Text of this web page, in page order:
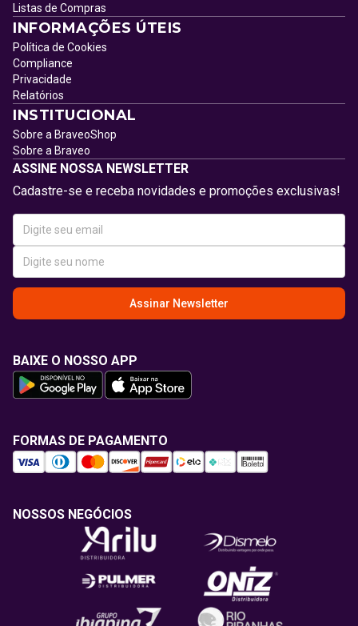
Listas de Compras
INFORMAÇÕES ÚTEIS
Política de Cookies
Compliance
Privacidade
Relatórios
INSTITUCIONAL
Sobre a BraveoShop
Sobre a Braveo
ASSINE NOSSA NEWSLETTER
Cadastre-se e receba novidades e promoções exclusivas!
Assinar Newsletter
BAIXE O NOSSO APP
FORMAS DE PAGAMENTO
NOSSOS NEGÓCIOS